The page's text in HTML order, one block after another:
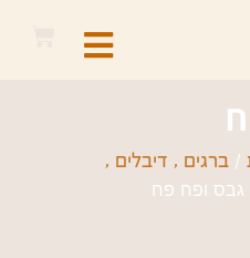
/ ברגים , דיבלים ,
גבס ופח פח